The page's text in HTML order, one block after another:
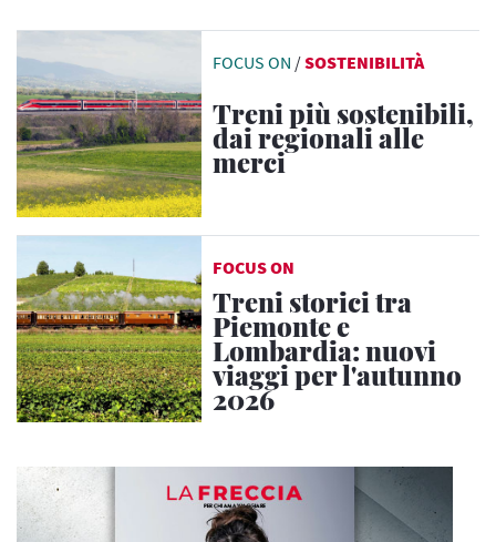
FOCUS ON /SOSTENIBILITÀ
Treni più sostenibili,
dai regionali alle
merci
FOCUS ON
Treni storici tra
Piemonte e
Lombardia: nuovi
viaggi per l'autunno
2026